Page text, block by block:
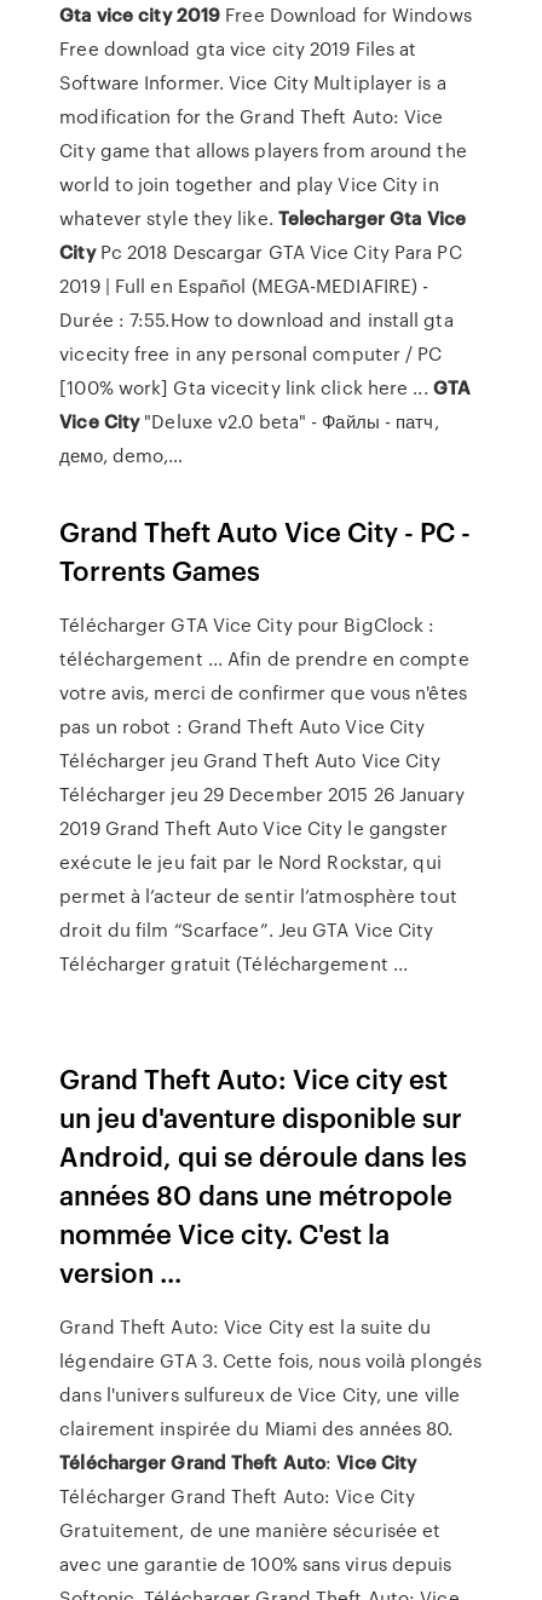
Gta vice city 2019 Free Download for Windows
Free download gta vice city 2019 Files at
Software Informer. Vice City Multiplayer is a
modification for the Grand Theft Auto: Vice
City game that allows players from around the
world to join together and play Vice City in
whatever style they like. TelechargerGta Vice
CityPc 2018 Descargar GTA Vice City Para PC
2019 | Full en Español (MEGA-MEDIAFIRE) -
Durée : 7:55.How to download and install gta
vicecity free in any personal computer / PC
[100% work] Gta vicecity link click here ... GTA
Vice City"Deluxe v2.0 beta" - Файлы - патч,
демо, demo,…
Grand Theft Auto Vice City - PC -
Torrents Games
Télécharger GTA Vice City pour BigClock :
téléchargement ... Afin de prendre en compte
votre avis, merci de confirmer que vous n'êtes
pas un robot : Grand Theft Auto Vice City
Télécharger jeu Grand Theft Auto Vice City
Télécharger jeu 29 December 2015 26 January
2019 Grand Theft Auto Vice City le gangster
exécute le jeu fait par le Nord Rockstar, qui
permet à l’acteur de sentir l’atmosphère tout
droit du film “Scarface”. Jeu GTA Vice City
Télécharger gratuit (Téléchargement ...
Grand Theft Auto: Vice city est
un jeu d'aventure disponible sur
Android, qui se déroule dans les
années 80 dans une métropole
nommée Vice city. C'est la
version ...
Grand Theft Auto: Vice City est la suite du
légendaire GTA 3. Cette fois, nous voilà plongés
dans l'univers sulfureux de Vice City, une ville
clairement inspirée du Miami des années 80.
Télécharger Grand Theft Auto:Vice City
Télécharger Grand Theft Auto: Vice City
Gratuitement, de une manière sécurisée et
avec une garantie de 100% sans virus depuis